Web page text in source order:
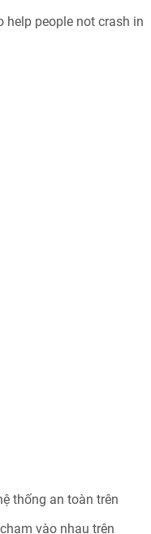
help people not crash in
thống an toàn trên
vào nhau trên